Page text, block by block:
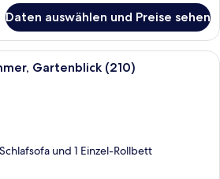
Daten auswählen und Preise sehen
Ein Essbereich mit Tisch und
Gartenblick (210)
und 1 Einzel-Rollbett